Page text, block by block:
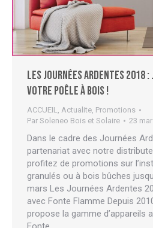
Les Journées Ardentes 2018 :
votre poêle à bois !
ACCUEIL Actualite Promotions
Par Soleneo Bois et Solaire 23
Dans le cadre des Journées
partenariat avec notre
profitez de promotions sur
granulés ou à bois bûches
mars Les Journées Ardentes
avec Fonte Flamme Depuis
propose la gamme d’appareils